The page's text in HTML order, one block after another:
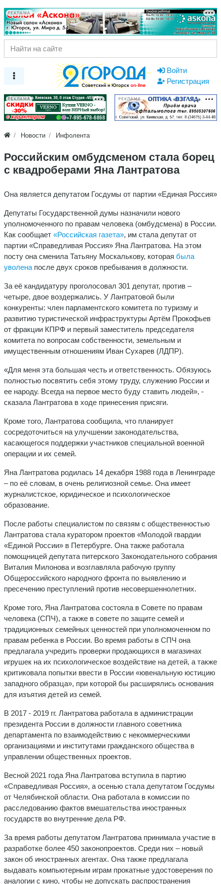
РЕКЛАМА
Войти
Регистрация
РЕКЛАМА РЕКЛАМА
Новости Инфолента
Российским омбудсменом стала борец
с квадроберами Яна Лантратова
Она является депутатом Госдумы от партии «Единая Россия»
Депутаты Государственной думы назначили нового
уполномоченного по правам человека (омбудсмена) в России.
Как сообщает «Российская газета», им стала депутат от
партии «Справедливая Россия» Яна Лантратова. На этом
посту она сменила Татьяну Москалькову, которая была
уволена после двух сроков пребывания в должности.
За её кандидатуру проголосовал 301 депутат, против –
четыре, двое воздержались. У Лантратовой были
конкуренты: член парламентского комитета по туризму и
развитию туристической инфраструктуры Артём Прокофьев
от фракции КПРФ и первый заместитель председателя
комитета по вопросам собственности, земельным и
имущественным отношениям Иван Сухарев (ЛДПР).
«Для меня эта большая честь и ответственность. Обязуюсь
полностью посвятить себя этому труду, служению России и
ее народу. Всегда на первое место буду ставить людей», -
сказала Лантратова в ходе принесения присяги.
Кроме того, Лантратова сообщила, что планирует
сосредоточиться на улучшении законодательства,
касающегося поддержки участников специальной военной
операции и их семей.
Яна Лантратова родилась 14 декабря 1988 года в Ленинграде
– по её словам, в очень религиозной семье. Она имеет
журналистское, юридическое и психологическое
образование.
После работы специалистом по связям с общественностью
Лантратова стала куратором проектов «Молодой гвардии
«Единой России» в Петербурге. Она также работала
помощницей депутата питерского Законодательного собрания
Виталия Милонова и возглавляла рабочую группу
Общероссийского народного фронта по выявлению и
пресечению преступлений против несовершеннолетних.
Кроме того, Яна Лантратова состояла в Совете по правам
человека (СПЧ), а также в совете по защите семей и
традиционных семейных ценностей при уполномоченном по
правам ребенка в России. Во время работы в СПЧ она
предлагала учредить проверки продающихся в магазинах
игрушек на их психологическое воздействие на детей, а также
критиковала попытки ввести в России «ювенальную юстицию
западного образца», при которой бы расширялись основания
для изъятия детей из семей.
В 2017 - 2019 гг. Лантратова работала в администрации
президента России в должности главного советника
департамента по взаимодействию с некоммерческими
организациями и институтами гражданского общества в
управлении общественных проектов.
Весной 2021 года Яна Лантратова вступила в партию
«Справедливая Россия», а осенью стала депутатом Госдумы
от Челябинской области. Она работала в комиссии по
расследованию фактов вмешательства иностранных
государств во внутренние дела РФ.
За время работы депутатом Лантратова принимала участие в
разработке более 450 законопроектов. Среди них – новый
закон об иностранных агентах. Она также предлагала
выдавать компьютерным играм прокатные удостоверения по
аналогии с кино, чтобы не допускать распространения